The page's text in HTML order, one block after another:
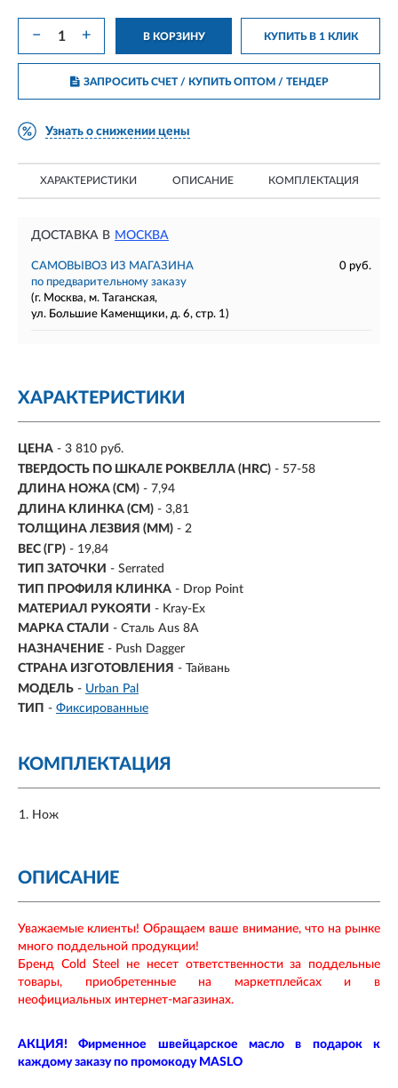
− + В КОРЗИНУ КУПИТЬ В 1 КЛИК
ЗАПРОСИТЬ СЧЕТ / КУПИТЬ ОПТОМ/ ТЕНДЕР
Узнать о снижении цены
ХАРАКТЕРИСТИКИ ОПИСАНИЕ КОМПЛЕКТАЦИЯ
ДОСТАВКА В МОСКВА
САМОВЫВОЗ ИЗ МАГАЗИНА
0 руб.
по предварительному заказу
(г. Москва, м. Таганская,
ул. Большие Каменщики, д. 6, стр. 1)
ХАРАКТЕРИСТИКИ
ЦЕНА - 3 810 руб.
ТВЕРДОСТЬ ПО ШКАЛЕ РОКВЕЛЛА (HRC) - 57-58
ДЛИНА НОЖА (СМ) - 7,94
ДЛИНА КЛИНКА (СМ) - 3,81
ТОЛЩИНА ЛЕЗВИЯ (ММ) - 2
ВЕС (ГР) - 19,84
ТИП ЗАТОЧКИ - Serrated
ТИП ПРОФИЛЯ КЛИНКА - Drop Point
МАТЕРИАЛ РУКОЯТИ - Kray-Ex
МАРКА СТАЛИ - Сталь Aus 8A
НАЗНАЧЕНИЕ - Push Dagger
СТРАНА ИЗГОТОВЛЕНИЯ - Тайвань
МОДЕЛЬ - Urban Pal
ТИП - Фиксированные
КОМПЛЕКТАЦИЯ
Нож
ОПИСАНИЕ
Уважаемые клиенты! Обращаем ваше внимание, что на рынке
много поддельной продукции!
Бренд Cold Steel не несет ответственности за поддельные
товары, приобретенные на маркетплейсах и в
неофициальных интернет-магазинах.
АКЦИЯ! Фирменное швейцарское масло в подарок к
каждому заказу по промокоду MASLO